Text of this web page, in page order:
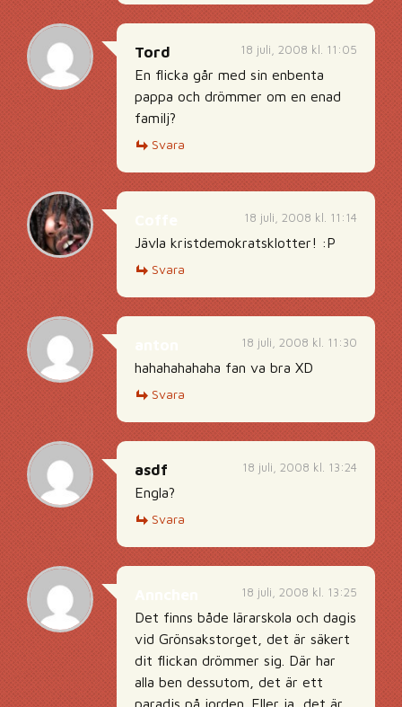
18 juli, 2008 kl. 11:05
Tord
En flicka går med sin enbenta
pappa och drömmer om en enad
familj?
Svara
18 juli, 2008 kl. 11:14
Jävla kristdemokratsklotter! :P
Svara
18 juli, 2008 kl. 11:30
hahahahahaha fan va bra XD
Svara
18 juli, 2008 kl. 13:24
asdf
Engla?
Svara
18 juli, 2008 kl. 13:25
Det finns både lärarskola och dagis
vid Grönsakstorget, det är säkert
dit flickan drömmer sig. Där har
alla ben dessutom, det är ett
paradis på jorden. Eller ja, det är